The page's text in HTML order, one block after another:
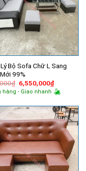
Bộ Sofa Chữ L Sang
99%
₫ Giá
gốc
là:
6,550,000₫Giá
hiện
tại
hàng - Giao nhanh